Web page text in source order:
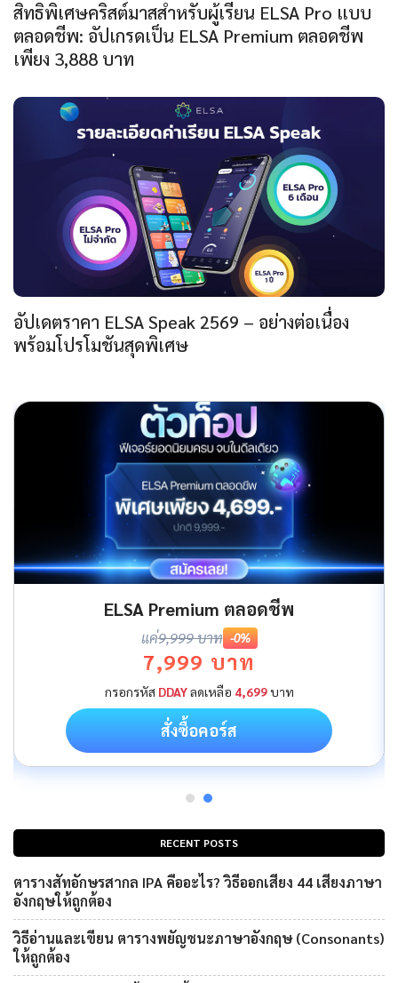
สิทธิพิเศษคริสต์มาสสำหรับผู้เรียน ELSA Pro แบบ
ตลอดชีพ: อัปเกรดเป็น ELSA Premium ตลอดชีพ
เพียง 3,888 บาท
อัปเดตราคา ELSA Speak 2569 – อย่างต่อเนื่อง
พร้อมโปรโมชันสุดพิเศษ
RECENT POSTS
ตารางสัทอักษรสากล IPA คืออะไร? วิธีออกเสียง 44 เสียงภาษา
อังกฤษให้ถูกต้อง
วิธีอ่านและเขียน ตารางพยัญชนะภาษาอังกฤษ (Consonants)
ให้ถูกต้อง
ELSA Premium ตลอดชีพ
แค่9,999 บาท -0%
7,999 บาท
กรอกรหัส DDAYลดเหลือ 4,699บาท
สั่งซื้อคอร์ส